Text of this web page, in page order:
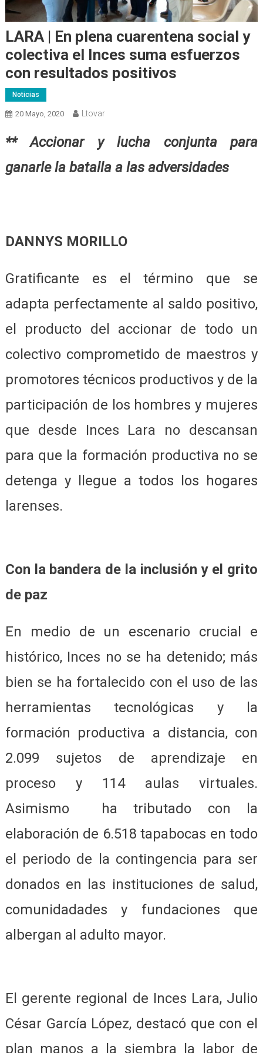
LARA | En plena cuarentena social y
colectiva el Inces suma esfuerzos
con resultados positivos
Noticias
20 Mayo, 2020 Ltovar
** Accionar y lucha conjunta para
ganarle la batalla a las adversidades
DANNYS MORILLO
Gratificante es el término que se
adapta perfectamente al saldo positivo,
el producto del accionar de todo un
colectivo comprometido de maestros y
promotores técnicos productivos y de la
participación de los hombres y mujeres
que desde Inces Lara no descansan
para que la formación productiva no se
detenga y llegue a todos los hogares
larenses.
Con la bandera de la inclusión y el grito
de paz
En medio de un escenario crucial e
histórico, Inces no se ha detenido; más
bien se ha fortalecido con el uso de las
herramientas tecnológicas y la
formación productiva a distancia, con
2.099 sujetos de aprendizaje en
proceso y 114 aulas virtuales.
Asimismo ha tributado con la
elaboración de 6.518 tapabocas en todo
el periodo de la contingencia para ser
donados en las instituciones de salud,
comunidadades y fundaciones que
albergan al adulto mayor.
El gerente regional de Inces Lara, Julio
César García López, destacó que con el
plan manos a la siembra la labor de